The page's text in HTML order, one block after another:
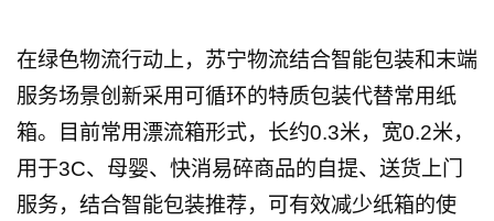
在绿色物流行动上，苏宁物流结合智能包装和末端
服务场景创新采用可循环的特质包装代替常用纸
箱。目前常用漂流箱形式，长约0.3米，宽0.2米，
用于3C、母婴、快消易碎商品的自提、送货上门
服务，结合智能包装推荐，可有效减少纸箱的使